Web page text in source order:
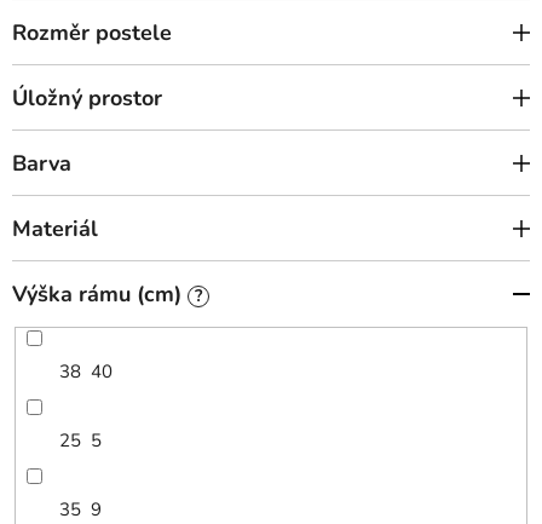
Rozměr postele
Úložný prostor
Barva
Materiál
Výška rámu (cm) ?
38 40
25 5
35 9